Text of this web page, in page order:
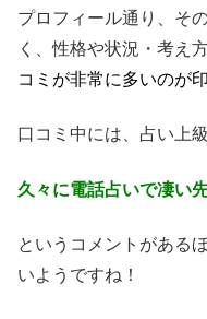
プロフィール通り、そ
く、性格や状況・考え方
コミが非常に多いのが
口コミ中には、占い上
久々に電話占いで凄い
というコメントがある
いようですね！